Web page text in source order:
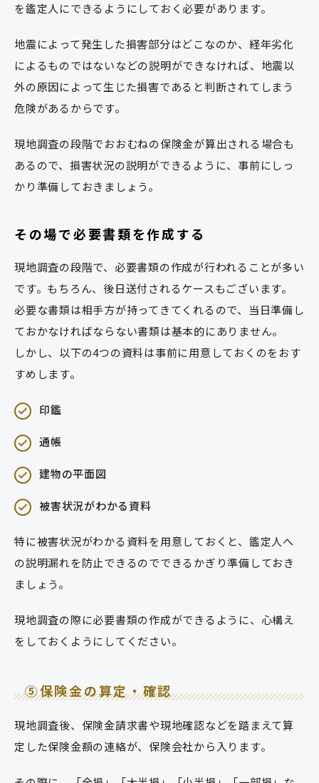
を鑑定人にできるようにしておく必要があります。
地震によって発生した損害部分はどこなのか、経年劣化
によるものではないなどの説明ができなければ、地震以
外の原因によって生じた損害であると判断されてしまう
危険があるからです。
現地調査の段階でおおむねの保険金が算出される場合も
あるので、損害状況の説明ができるように、事前にしっ
かり準備しておきましょう。
その場で必要書類を作成する
現地調査の段階で、必要書類の作成が行われることが多い
です。もちろん、後日送付されるケースもございます。
必要な書類は相手方が持ってきてくれるので、当日準備し
ておかなければならない書類は基本的にありません。
しかし、以下の4つの資料は事前に用意しておくのをおす
すめします。
印鑑
通帳
建物の平面図
被害状況がわかる資料
特に被害状況がわかる資料を用意しておくと、鑑定人へ
の説明漏れを防止できるのでできるかぎり準備しておき
ましょう。
現地調査の際に必要書類の作成ができるように、心構え
をしておくようにしてください。
⑤保険金の算定・確認
現地調査後、保険金請求書や現地確認などを踏まえて算
定した保険金額の連絡が、保険会社から入ります。